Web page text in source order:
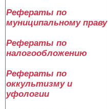
Рефераты по
муниципальному праву
Рефераты по
налогообложению
Рефераты по
оккультизму и
уфологии